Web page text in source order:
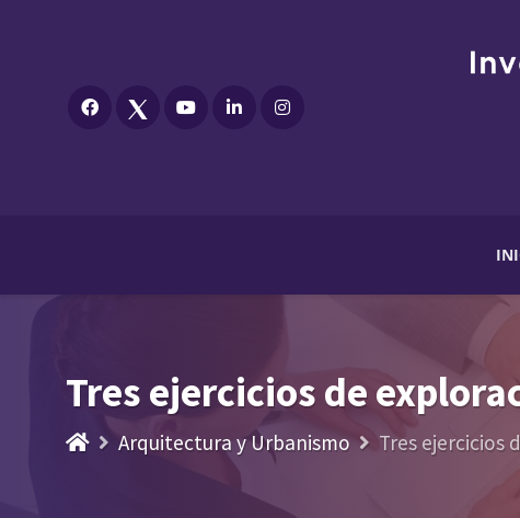
Tres ejercicios de
Arquitectura y Urbanismo Tres ejercicios